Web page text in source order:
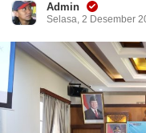
Admin
Selasa, 2 Desember